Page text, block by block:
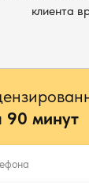
клиента
90 минут